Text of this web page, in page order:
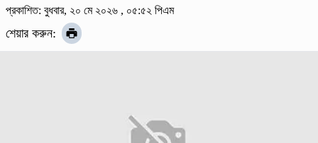
প্রকাশিত: বুধবার, ২০ মে ২০২৬ , ০৫:৫২ পিএম
শেয়ার করুন: